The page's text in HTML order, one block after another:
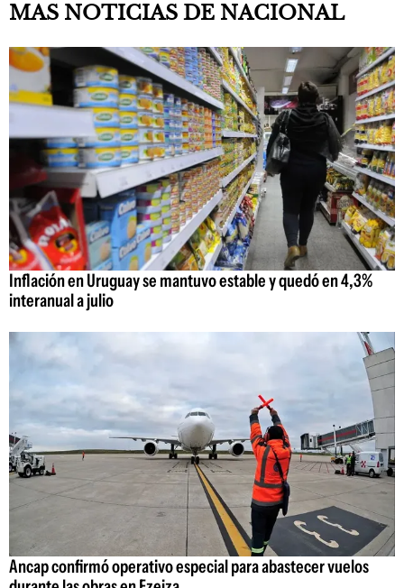
MAS NOTICIAS DE NACIONAL
Inflación en Uruguay se mantuvo estable y quedó en 4,3%
interanual a julio
Ancap confirmó operativo especial para abastecer vuelos